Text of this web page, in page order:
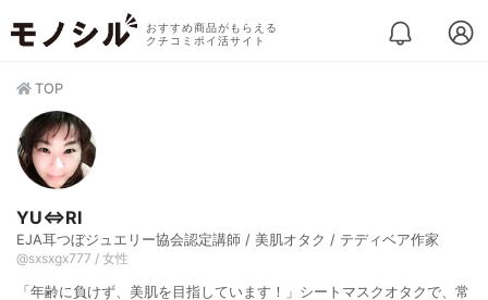
おすすめ商品がもらえる
クチコミポイ活サイト
TOP
YU⇔RI
EJA耳つぼジュエリー協会認定講師 / 美肌オタク / テディベア作家
@sxsxgx777 / 女性
「年齢に負けず、美肌を目指しています！」シートマスクオタクで、常